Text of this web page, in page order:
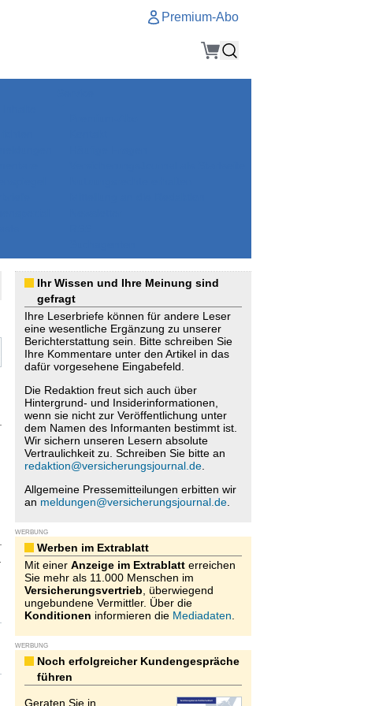
Premium-Abo
Ihr Wissen und Ihre Meinung sind
gefragt
Ihre Leserbriefe können für andere Leser
eine wesentliche Ergänzung zu unserer
Berichterstattung sein. Bitte schreiben Sie
Ihre Kommentare unter den Artikel in das
dafür vorgesehene Eingabefeld.
Die Redaktion freut sich auch über
Hintergrund- und Insiderinformationen,
wenn sie nicht zur Veröffentlichung unter
dem Namen des Informanten bestimmt ist.
Wir sichern unseren Lesern absolute
Vertraulichkeit zu. Schreiben Sie bitte an
redaktion@versicherungsjournal.de.
Allgemeine Pressemitteilungen erbitten wir
an meldungen@versicherungsjournal.de.
WERBUNG
Werben im Extrablatt
Mit einer Anzeige im Extrablatterreichen
Sie mehr als 11.000 Menschen im
Versicherungsvertrieb , überwiegend
ungebundene Vermittler. Über die
Konditionen informieren die Mediadaten
WERBUNG
Noch erfolgreicher Kundengespräche
führen
Geraten Sie in